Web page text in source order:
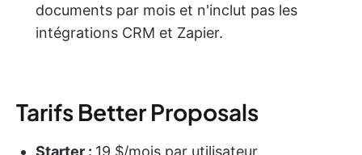
documents par mois et n'inclut pas les
intégrations CRM et Zapier.
Tarifs Better Proposals
Starter : 19 $/mois par utilisateur